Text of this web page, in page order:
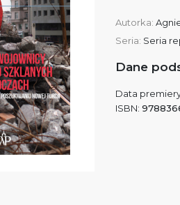
Autorka:
Seria: Seria
Dane
Data
ISBN: